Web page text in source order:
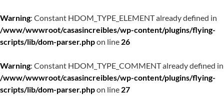
Warning: Constant HDOM_TYPE_ELEMENT already defined in
/www/wwwroot/casasincreibles/wp-content/plugins/flying-
scripts/lib/dom-parser.phpon line 26
Warning: Constant HDOM_TYPE_COMMENT already defined in
/www/wwwroot/casasincreibles/wp-content/plugins/flying-
scripts/lib/dom-parser.phpon line 27